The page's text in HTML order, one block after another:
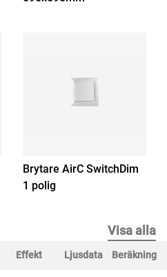
Brytare AirC SwitchDim
1 polig
Visa alla
Effekt Ljusdata Beräkning